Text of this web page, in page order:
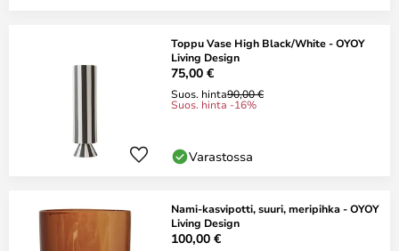
Toppu Vase High Black/White - OYOY
Living Design
75,00 €
Suos. hinta90,00 €
Suos. hinta -16%
Varastossa
Nami-kasvipotti, suuri, meripihka - OYOY
Living Design
100,00 €